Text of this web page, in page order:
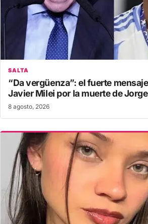
SALTA
“Da vergüenza”: el fuerte
Javier Milei por la muerte de
8 agosto, 2026